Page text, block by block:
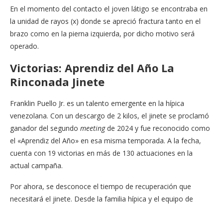
En el momento del contacto el joven látigo se encontraba en
la unidad de rayos (x) donde se apreció fractura tanto en el
brazo como en la pierna izquierda, por dicho motivo será
operado.
Victorias: Aprendiz del Año La
Rinconada Jinete
Franklin Puello Jr. es un talento emergente en la hípica
venezolana. Con un descargo de 2 kilos, el jinete se proclamó
ganador del segundo meetingde 2024 y fue reconocido como
el «Aprendiz del Año» en esa misma temporada. A la fecha,
cuenta con 19 victorias en más de 130 actuaciones en la
actual campaña.
Por ahora, se desconoce el tiempo de recuperación que
necesitará el jinete. Desde la familia hípica y el equipo de